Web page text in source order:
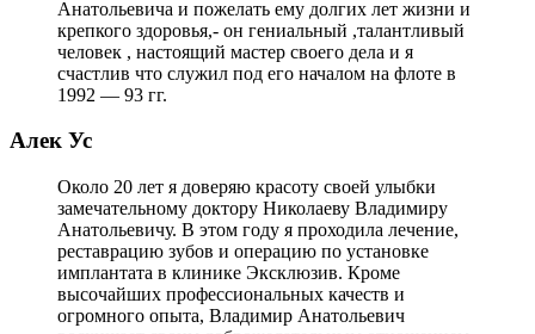
Анатольевича и пожелать ему долгих лет жизни и
крепкого здоровья,- он гениальный ,талантливый
человек , настоящий мастер своего дела и я
счастлив что служил под его началом на флоте в
1992 — 93 гг.
Алек Ус
Около 20 лет я доверяю красоту своей улыбки
замечательному доктору Николаеву Владимиру
Анатольевичу. В этом году я проходила лечение,
реставрацию зубов и операцию по установке
имплантата в клинике Эксклюзив. Кроме
высочайших профессиональных качеств и
огромного опыта, Владимир Анатольевич